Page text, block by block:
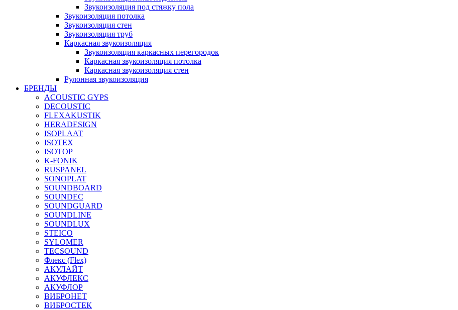
Звукоизоляция под стяжку пола
Звукоизоляция потолка
Звукоизоляция стен
Звукоизоляция труб
Каркасная звукоизоляция
Звукоизоляция каркасных перегородок
Каркасная звукоизоляция потолка
Каркасная звукоизоляция стен
Рулонная звукоизоляция
БРЕНДЫ
ACOUSTIC GYPS
DECOUSTIC
FLEXAKUSTIK
HERADESIGN
ISOPLAAT
ISOTEX
ISOTOP
K-FONIK
RUSPANEL
SONOPLAT
SOUNDBOARD
SOUNDEC
SOUNDGUARD
SOUNDLINE
SOUNDLUX
STEICO
SYLOMER
TECSOUND
Флекс (Flex)
АКУЛАЙТ
АКУФЛЕКС
АКУФЛОР
ВИБРОНЕТ
ВИБРОСТЕК